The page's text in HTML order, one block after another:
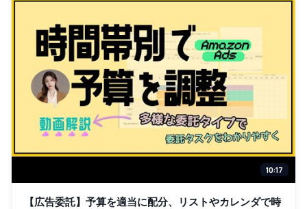
10:17
【広告委託】予算を適当に配分、リストやカレンダで時